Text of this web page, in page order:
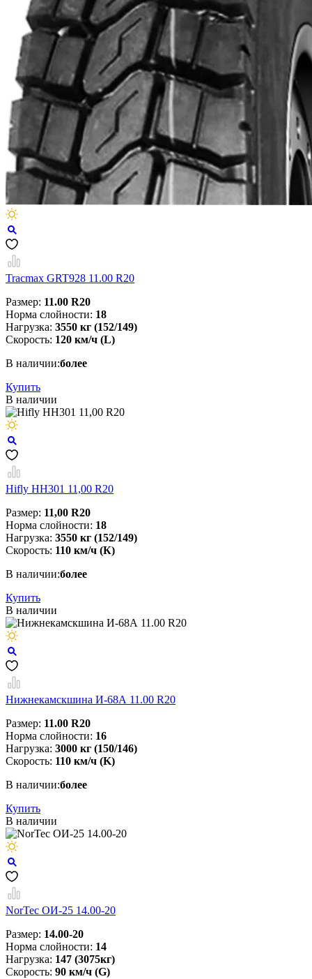
Tracmax GRT928 11.00 R20
Размер: 11.00 R20
Норма слойности: 18
Нагрузка: 3550 кг (152/149)
Скорость: 120 км/ч (L)
В наличии:более
Купить
В наличии
Hifly HH301 11,00 R20
Размер: 11,00 R20
Норма слойности: 18
Нагрузка: 3550 кг (152/149)
Скорость: 110 км/ч (К)
В наличии:более
Купить
В наличии
Нижнекамскшина И-68А 11.00 R20
Размер: 11.00 R20
Норма слойности: 16
Нагрузка: 3000 кг (150/146)
Скорость: 110 км/ч (K)
В наличии:более
Купить
В наличии
NorTec ОИ-25 14.00-20
Размер: 14.00-20
Норма слойности: 14
Нагрузка: 147 (3075кг)
Скорость: 90 км/ч (G)